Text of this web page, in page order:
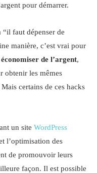
pour démarrer.
“il faut dépenser de
manière, c’est vrai pour
de l’argent,
obtenir les mêmes
certains de ces hacks
un site WordPress
l’optimisation des
de promouvoir leurs
façon. Il est possible